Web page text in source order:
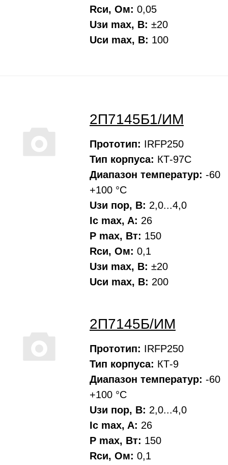
Rси, Oм: 0,05
Uзи max, В: ±20
Uси max, В: 100
2П7145Б1/ИМ
Прототип: IRFP250
Тип корпуса: КТ-97С
Диапазон температур: -60
+100 °С
Uзи пор, В: 2,0...4,0
Ic max, A: 26
P max, Вт: 150
Rси, Oм: 0,1
Uзи max, В: ±20
Uси max, В: 200
2П7145Б/ИМ
Прототип: IRFP250
Тип корпуса: КТ-9
Диапазон температур: -60
+100 °С
Uзи пор, В: 2,0...4,0
Ic max, A: 26
P max, Вт: 150
Rси, Oм: 0,1